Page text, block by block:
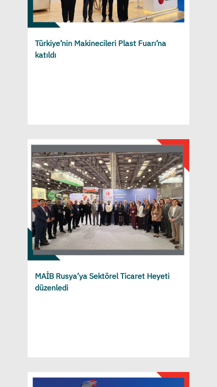
Türkiye’nin Makinecileri Plast Fuarı’na
katıldı
MAİB Rusya’ya Sektörel Ticaret Heyeti
düzenledi